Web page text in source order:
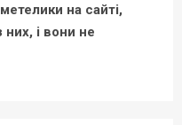
на сайті,
і вони не